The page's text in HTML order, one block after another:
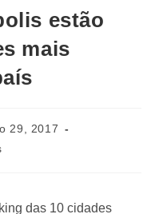
estão
mais
29, 2017
das 10 cidades